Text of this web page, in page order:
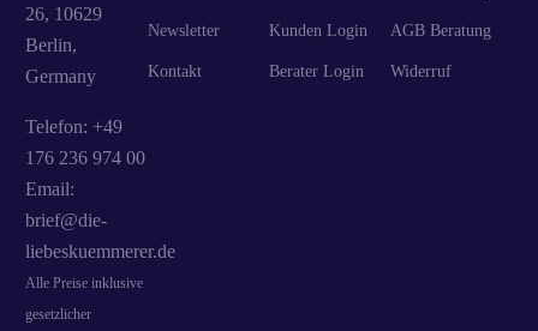
26, 10629
Berlin,
Germany
Telefon: +49
176 236 974 00
Email:
brief@die-
liebeskuemmerer.de
Alle Preise inklusive
gesetzlicher
Newsletter
Kontakt
Kunden Login
Berater Login
AGB Beratung
Widerruf